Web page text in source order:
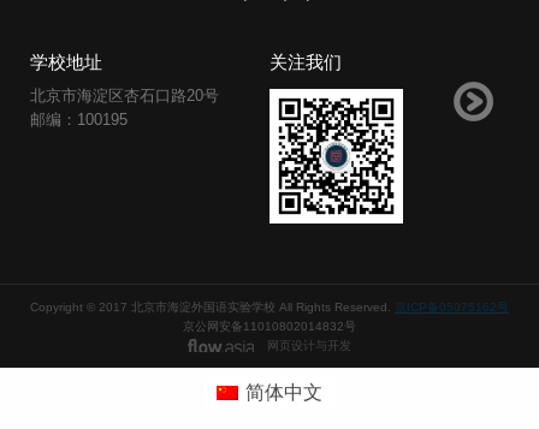
学校地址
北京市海淀区杏石口路20号
邮编：100195
关注我们
Copyright © 2017 北京市海淀外国语实验学校 All Rights Reserved. 京ICP备05075162号
京公网安备11010802014832号
网页设计与开发
简体中文